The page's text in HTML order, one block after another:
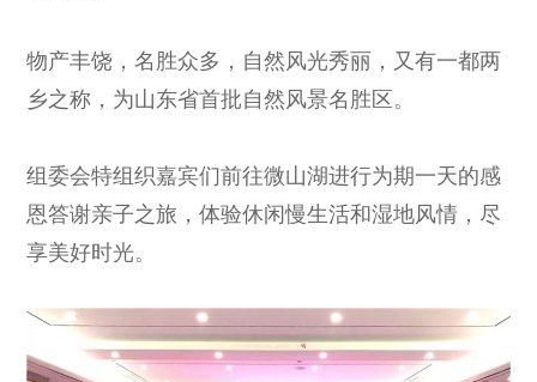
物产丰饶，名胜众多，自然风光秀丽，又有一都两
乡之称，为山东省首批自然风景名胜区。
组委会特组织嘉宾们前往微山湖进行为期一天的感
恩答谢亲子之旅，体验休闲慢生活和湿地风情，尽
享美好时光。